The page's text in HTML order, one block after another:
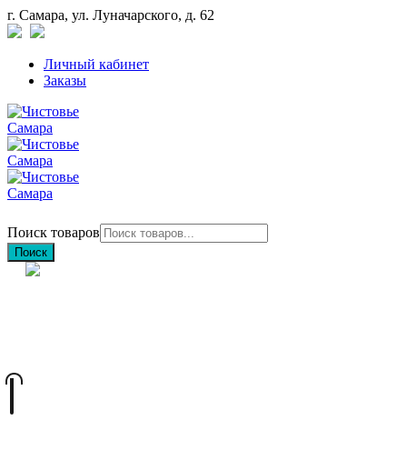
г. Самара, ул. Луначарского, д. 62
Личный кабинет
Заказы
Поиск товаров
Поиск